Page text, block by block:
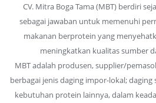
CV. Mitra Boga Tama (MBT) berdiri
sebagai jawaban untuk memenuhi
makanan berprotein yang
meningkatkan kualitas sumber
MBT adalah produsen, supplier/
berbagai jenis daging impor-lokal;
kebutuhan protein lainnya, dalam